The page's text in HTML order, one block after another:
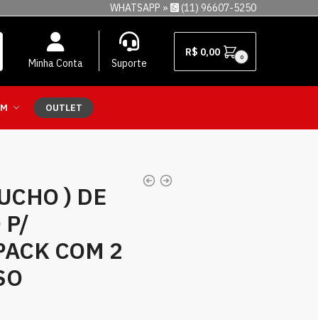
WHATSAPP » (11) 96607-5250
Minha Conta Suporte
R$ 0,00 0
OUTLET
) DE
P/
COM 2